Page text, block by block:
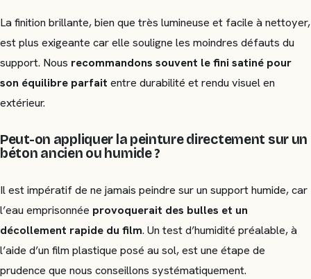
La finition brillante, bien que très lumineuse et facile à nettoyer,
est plus exigeante car elle souligne les moindres défauts du
support. Nous recommandons souvent le fini satiné pour
son équilibre parfait entre durabilité et rendu visuel en
extérieur.
Peut-on appliquer la peinture directement sur un
béton ancien ou humide ?
Il est impératif de ne jamais peindre sur un support humide, car
l’eau emprisonnée provoquerait des bulles et un
décollement rapide du film. Un test d’humidité préalable, à
l’aide d’un film plastique posé au sol, est une étape de
prudence que nous conseillons systématiquement.